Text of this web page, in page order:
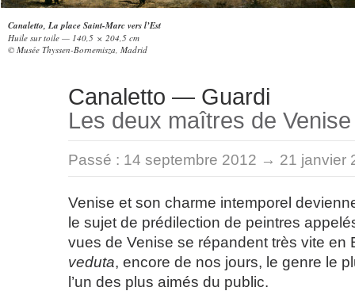
Canaletto, La place Saint-Marc vers l’Est
Huile sur toile — 140,5 × 204,5 cm
© Musée Thyssen-Bornemisza, Madrid
Canaletto — Guardi
Les deux maîtres de Venise
Passé : 14 septembre 2012 → 21 janvier
Venise et son charme intemporel
le sujet de prédilection de peintres
vues de Venise se répandent très vite en
veduta, encore de nos jours, le genre le
l’un des plus aimés du public.